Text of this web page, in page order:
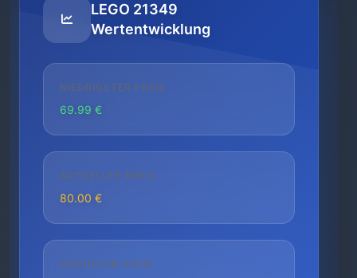
LEGO 21349
Wertentwicklung
NIEDRIGSTER PREIS
69.99 €
AKTUELLER PREIS
80.00 €
HÖCHSTER PREIS